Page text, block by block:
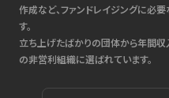
作成など、ファンドレイジングに必
す。
立ち上げたばかりの団体から年間
の非営利組織に選ばれています。